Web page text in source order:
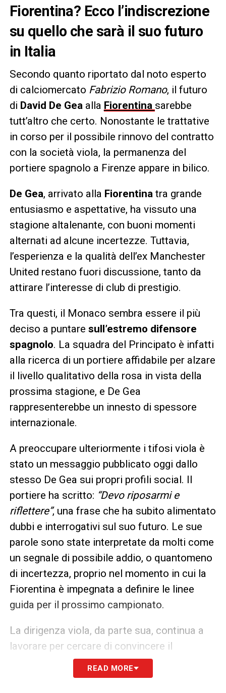
Fiorentina? Ecco l’indiscrezione
su quello che sarà il suo futuro
in Italia
Secondo quanto riportato dal noto esperto
di calciomercato Fabrizio Romano, il futuro
di David De Gea alla Fiorentina sarebbe
tutt’altro che certo. Nonostante le trattative
in corso per il possibile rinnovo del contratto
con la società viola, la permanenza del
portiere spagnolo a Firenze appare in bilico.
De Gea, arrivato alla Fiorentina tra grande
entusiasmo e aspettative, ha vissuto una
stagione altalenante, con buoni momenti
alternati ad alcune incertezze. Tuttavia,
l’esperienza e la qualità dell’ex Manchester
United restano fuori discussione, tanto da
attirare l’interesse di club di prestigio.
Tra questi, il Monaco sembra essere il più
deciso a puntare sull’estremo difensore
spagnolo. La squadra del Principato è infatti
alla ricerca di un portiere affidabile per alzare
il livello qualitativo della rosa in vista della
prossima stagione, e De Gea
rappresenterebbe un innesto di spessore
internazionale.
A preoccupare ulteriormente i tifosi viola è
stato un messaggio pubblicato oggi dallo
stesso De Gea sui propri profili social. Il
portiere ha scritto: “Devo riposarmi e
riflettere”, una frase che ha subito alimentato
dubbi e interrogativi sul suo futuro. Le sue
parole sono state interpretate da molti come
un segnale di possibile addio, o quantomeno
di incertezza, proprio nel momento in cui la
Fiorentina è impegnata a definire le linee
guida per il prossimo campionato.
La dirigenza viola, da parte sua, continua a
lavorare per cercare di convincere il
giocatore a restare e dare continuità al
progetto tecnico.Tuttavia, l’inserimento del
READ MORE